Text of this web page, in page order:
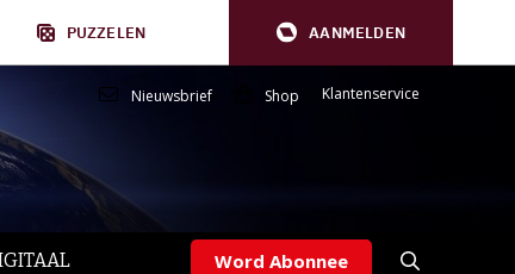
PUZZELEN AANMELDEN
Nieuwsbrief Shop Klantenservice
Word Abonnee